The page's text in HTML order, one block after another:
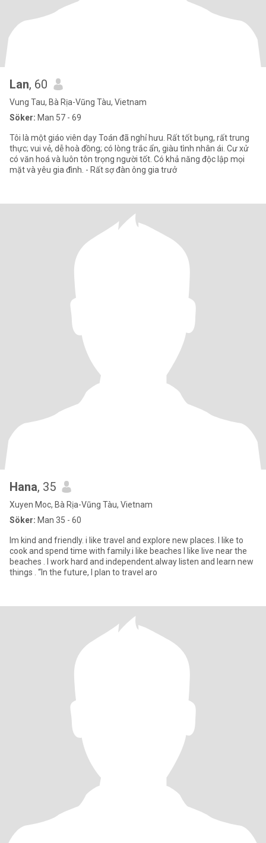
Lan, 60
Vung Tau, Bà Rịa-Vũng Tàu, Vietnam
Söker: Man 57 - 69
Tôi là một giáo viên dạy Toán đã nghỉ hưu. Rất tốt bụng, rất trung
thực; vui vẻ, dễ hoà đồng; có lòng trắc ẩn, giàu tình nhân ái. Cư xử
có văn hoá và luôn tôn trọng người tốt. Có khả năng độc lập mọi
mặt và yêu gia đình. - Rất sợ đàn ông gia trưở
Hana, 35
Xuyen Moc, Bà Rịa-Vũng Tàu, Vietnam
Söker: Man 35 - 60
Im kind and friendly. i like travel and explore new places. I like to
cook and spend time with family.i like beaches I like live near the
beaches . I work hard and independent.alway listen and learn new
things . “In the future, I plan to travel aro